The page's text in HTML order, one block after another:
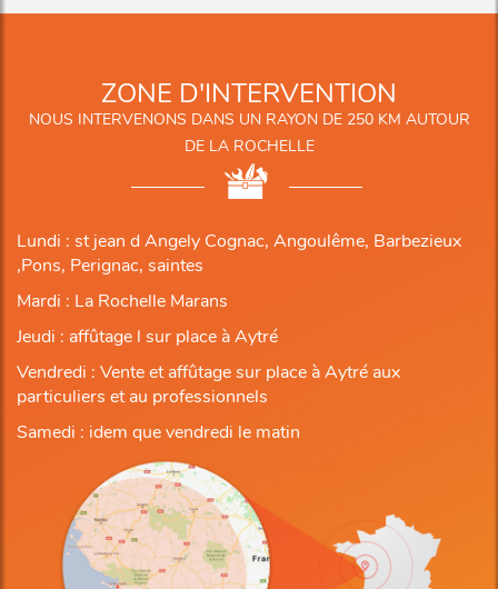
ZONE D'INTERVENTION
NOUS INTERVENONS DANS UN RAYON DE 250 KM AUTOUR
DE LA ROCHELLE
Lundi : st jean d Angely Cognac, Angoulême, Barbezieux
,Pons, Perignac, saintes
Mardi : La Rochelle Marans
Jeudi : affûtage l sur place à Aytré
Vendredi : Vente et affûtage sur place à Aytré aux
particuliers et au professionnels
Samedi : idem que vendredi le matin